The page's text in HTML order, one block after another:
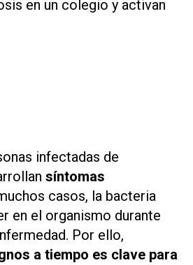
infectadas de
síntomas
casos, la bacteria
en el organismo durante
Por ello,
a tiempo es clave para